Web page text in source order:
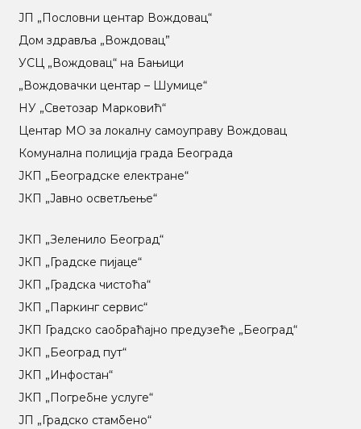
ЈП „Пословни центар Вождовац“
Дом здравља „Вождовац”
УСЦ „Вождовац“ на Бањици
„Вождовачки центар – Шумице“
НУ „Светозар Марковић“
Центар МO за локалну самоуправу Вождовац
Комунална полиција града Београда
ЈКП „Београдске електране“
ЈКП „Јавно осветљење“
ЈКП „Зеленило Београд“
ЈКП „Градске пијаце“
ЈКП „Градска чистоћа“
ЈКП „Паркинг сервис“
ЈКП Градско саобраћајно предузеће „Београд“
ЈКП „Београд пут“
ЈКП „Инфостан“
ЈКП „Погребне услуге“
ЈП „Градско стамбено“